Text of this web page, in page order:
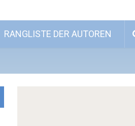
RANGLISTE DER AUTOREN